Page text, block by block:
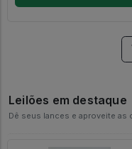
Leilões em destaque
Dê seus lances e aproveite as